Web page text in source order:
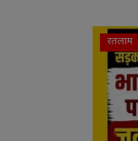
रतलाम